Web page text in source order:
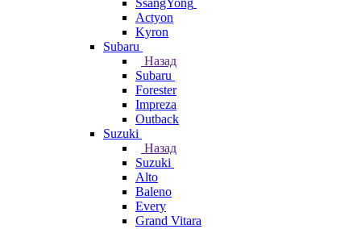
SsangYong
Actyon
Kyron
Subaru
Назад
Subaru
Forester
Impreza
Outback
Suzuki
Назад
Suzuki
Alto
Baleno
Every
Grand Vitara